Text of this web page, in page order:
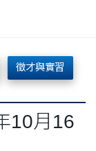
徵才與實習
10月16